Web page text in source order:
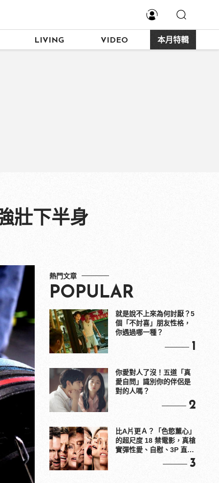
LIVING VIDEO 本月特輯
壯下半身
熱門文章
POPULAR
就是說不上來為何討厭？5
個「不討喜」朋友性格，
你遇過哪一種？
1
你愛對人了沒！五道「真
愛自問」識別你的伴侶是
對的人嗎？
2
比A片更Ａ？「色慾薰心」
的超尺度 18 禁電影，真槍
實彈性愛、自慰、3P 直接
3